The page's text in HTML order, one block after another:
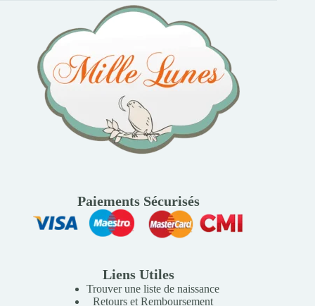
Paiements Sécurisés
Liens Utiles
Trouver une liste de naissance
Retours et Remboursement